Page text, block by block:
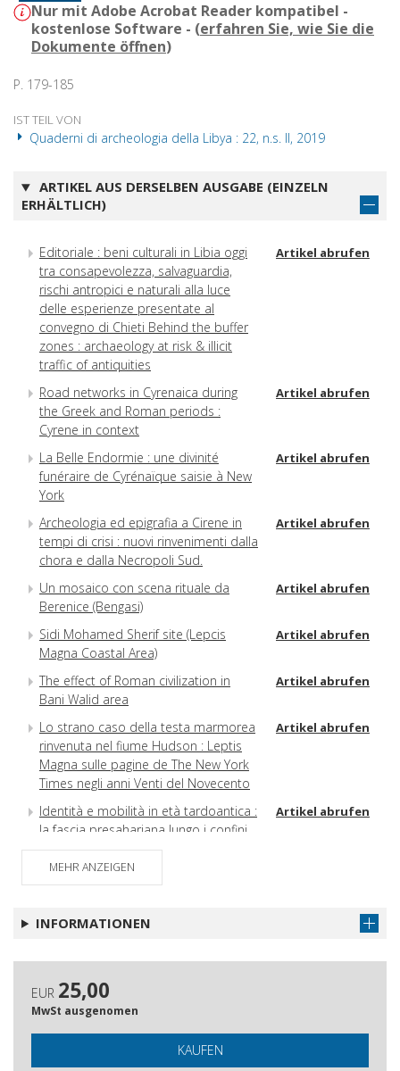
Nur mit Adobe Acrobat Reader kompatibel -
kostenlose Software - (erfahren Sie, wie Sie die
Dokumente öffnen)
P. 179-185
IST TEIL VON
Quaderni di archeologia della Libya : 22, n.s. II, 2019
ARTIKEL AUS DERSELBEN AUSGABE (EINZELN
ERHÄLTLICH)
Editoriale : beni culturali in Libia oggi
tra consapevolezza, salvaguardia,
rischi antropici e naturali alla luce
delle esperienze presentate al
convegno di Chieti Behind the buffer
zones : archaeology at risk & illicit
traffic of antiquities
Artikel abrufen
Road networks in Cyrenaica during
the Greek and Roman periods :
Cyrene in context
Artikel abrufen
La Belle Endormie : une divinité
funéraire de Cyrénaïque saisie à New
York
Artikel abrufen
Archeologia ed epigrafia a Cirene in
tempi di crisi : nuovi rinvenimenti dalla
chora e dalla Necropoli Sud.
Artikel abrufen
Un mosaico con scena rituale da
Berenice (Bengasi)
Artikel abrufen
Sidi Mohamed Sherif site (Lepcis
Magna Coastal Area)
Artikel abrufen
The effect of Roman civilization in
Bani Walid area
Artikel abrufen
Lo strano caso della testa marmorea
rinvenuta nel fiume Hudson : Leptis
Magna sulle pagine de The New York
Times negli anni Venti del Novecento
Artikel abrufen
Identità e mobilità in età tardoantica :
la fascia presahariana lungo i confini
dell'Africa romana
Artikel abrufen
The ASArt-DATA Project : current
iscrizioni greche della Cirenaica on-
Intervention at archaeological sites in
MEHR ANZEIGEN
INFORMATIONEN
EUR 25,00
MwSt ausgenomen
KAUFEN